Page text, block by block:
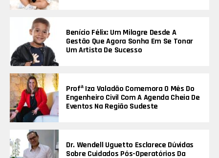
Benício Félix: Um Milagre Desde A
Gestão Que Agora Sonha Em Se Tonar
Um Artista De Sucesso
Profª Iza Valadão Comemora O Mês Do
Engenheiro Civil Com A Agenda Cheia De
Eventos Na Região Sudeste
Dr. Wendell Uguetto Esclarece Dúvidas
Sobre Cuidados Pós-Operatórios Da